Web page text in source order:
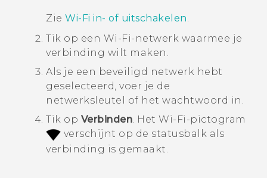
Zie Wi‍-Fi in- of uitschakelen.
Tik op een Wi‍-Fi-netwerk waarmee je
verbinding wilt maken.
Als je een beveiligd netwerk hebt
geselecteerd, voer je de
netwerksleutel of het wachtwoord in.
Tik op Verbinden. Het Wi‍-Fi -pictogram
verschijnt op de statusbalk als
verbinding is gemaakt.